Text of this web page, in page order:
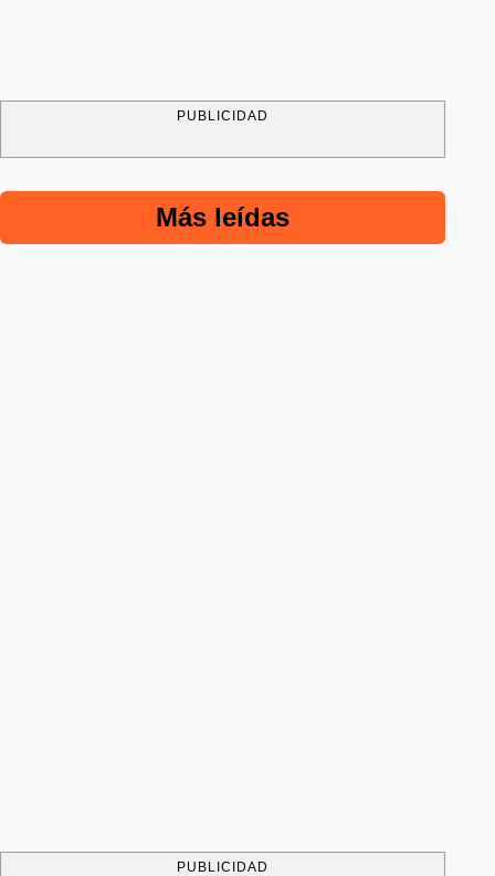
PUBLICIDAD
Más leídas
PUBLICIDAD